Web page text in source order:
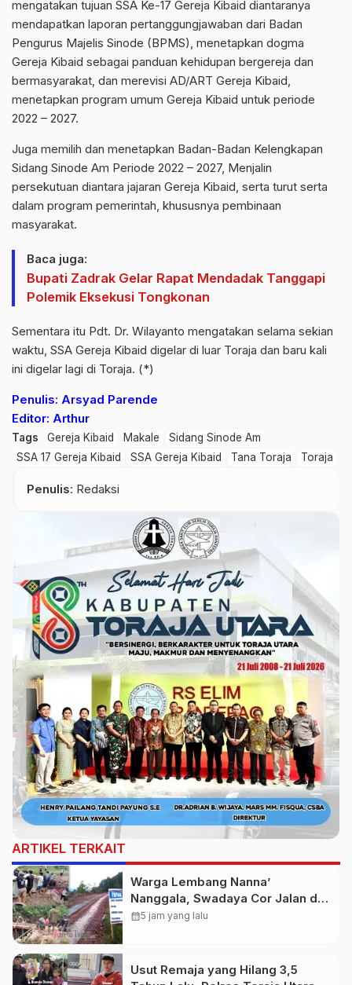
mengatakan tujuan SSA Ke-17 Gereja Kibaid diantaranya
mendapatkan laporan pertanggungjawaban dari Badan
Pengurus Majelis Sinode (BPMS), menetapkan dogma
Gereja Kibaid sebagai panduan kehidupan bergereja dan
bermasyarakat, dan merevisi AD/ART Gereja Kibaid,
menetapkan program umum Gereja Kibaid untuk periode
2022 – 2027.
Juga memilih dan menetapkan Badan-Badan Kelengkapan
Sidang Sinode Am Periode 2022 – 2027, Menjalin
persekutuan diantara jajaran Gereja Kibaid, serta turut serta
dalam program pemerintah, khususnya pembinaan
masyarakat.
Baca juga:
Bupati Zadrak Gelar Rapat Mendadak Tanggapi
Polemik Eksekusi Tongkonan
Sementara itu Pdt. Dr. Wilayanto mengatakan selama sekian
waktu, SSA Gereja Kibaid digelar di luar Toraja dan baru kali
ini digelar lagi di Toraja. (*)
Penulis: Arsyad Parende
Editor: Arthur
Tags Gereja Kibaid Makale
Sidang Sinode Am
SSA 17 Gereja Kibaid
SSA Gereja Kibaid Tana Toraja Toraja
Penulis: Redaksi
ARTIKEL TERKAIT
Warga Lembang Nanna’
Nanggala, Swadaya Cor Jalan dan
Bangun Jembatan
calendar_month5 jam yang lalu
Usut Remaja yang Hilang 3,5